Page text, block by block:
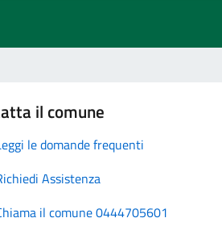
il comune
le domande frequenti
Assistenza
il comune 0444705601